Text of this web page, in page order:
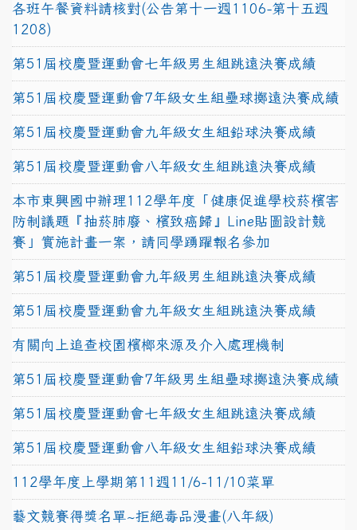
各班午餐資料請核對(公告第十一週1106-第十五週
1208)
第51屆校慶暨運動會七年級男生組跳遠決賽成績
第51屆校慶暨運動會7年級女生組壘球擲遠決賽成績
第51屆校慶暨運動會九年級女生組鉛球決賽成績
第51屆校慶暨運動會八年級女生組跳遠決賽成績
本市東興國中辦理112學年度「健康促進學校菸檳害
防制議題『抽菸肺廢、檳致癌歸』Line貼圖設計競
賽」實施計畫一案，請同學踴躍報名參加
第51屆校慶暨運動會九年級男生組跳遠決賽成績
第51屆校慶暨運動會九年級女生組跳遠決賽成績
有關向上追查校園檳榔來源及介入處理機制
第51屆校慶暨運動會7年級男生組壘球擲遠決賽成績
第51屆校慶暨運動會七年級女生組跳遠決賽成績
第51屆校慶暨運動會八年級女生組鉛球決賽成績
112學年度上學期第11週11/6-11/10菜單
藝文競賽得獎名單~拒絕毒品漫畫(八年級)